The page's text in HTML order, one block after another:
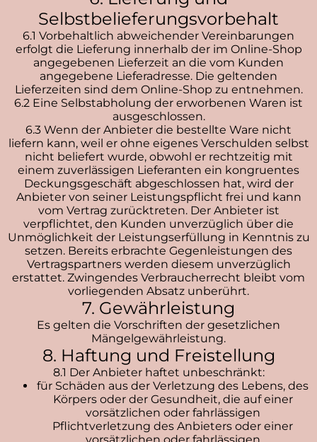
Selbstbelieferungsvorbehalt
6.1 Vorbehaltlich abweichender Vereinbarungen
erfolgt die Lieferung innerhalb der im Online-Shop
angegebenen Lieferzeit an die vom Kunden
angegebene Lieferadresse. Die geltenden
Lieferzeiten sind dem Online-Shop zu entnehmen.
6.2 Eine Selbstabholung der erworbenen Waren ist
ausgeschlossen.
6.3 Wenn der Anbieter die bestellte Ware nicht
liefern kann, weil er ohne eigenes Verschulden selbst
nicht beliefert wurde, obwohl er rechtzeitig mit
einem zuverlässigen Lieferanten ein kongruentes
Deckungsgeschäft abgeschlossen hat, wird der
Anbieter von seiner Leistungspflicht frei und kann
vom Vertrag zurücktreten. Der Anbieter ist
verpflichtet, den Kunden unverzüglich über die
Unmöglichkeit der Leistungserfüllung in Kenntnis zu
setzen. Bereits erbrachte Gegenleistungen des
Vertragspartners werden diesem unverzüglich
erstattet. Zwingendes Verbraucherrecht bleibt vom
vorliegenden Absatz unberührt.
7. Gewährleistung
Es gelten die Vorschriften der gesetzlichen
Mängelgewährleistung.
8. Haftung und Freistellung
8.1 Der Anbieter haftet unbeschränkt:
für Schäden aus der Verletzung des Lebens, des
Körpers oder der Gesundheit, die auf einer
vorsätzlichen oder fahrlässigen
Pflichtverletzung des Anbieters oder einer